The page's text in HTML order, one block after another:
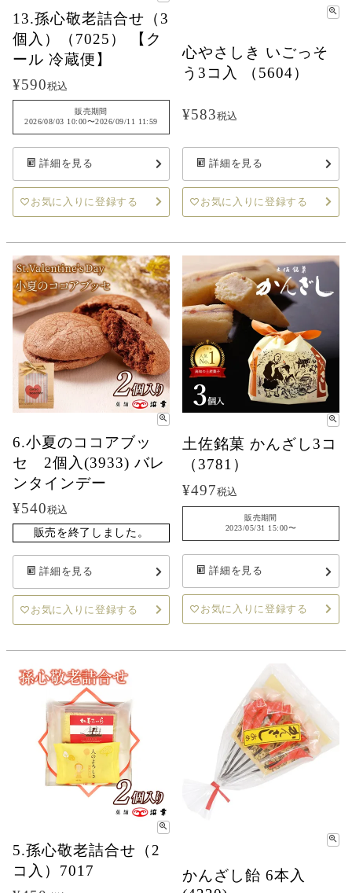
13.孫心敬老詰合せ（3
個入）（7025） 【ク
ール 冷蔵便】
¥590税込
販売期間
2026/08/03 10:00〜2026/09/11 11:59
詳細を見る
お気に入りに登録する
心やさしき いごっそ
う3コ入 （5604）
¥583税込
詳細を見る
お気に入りに登録する
6.小夏のココアブッ
セ 2個入(3933) バレ
ンタインデー
¥540税込
販売を終了しました。
詳細を見る
お気に入りに登録する
土佐銘菓 かんざし3コ
（3781）
¥497税込
販売期間
2023/05/31 15:00〜
詳細を見る
お気に入りに登録する
5.孫心敬老詰合せ（2
コ入）7017
かんざし飴 6本入